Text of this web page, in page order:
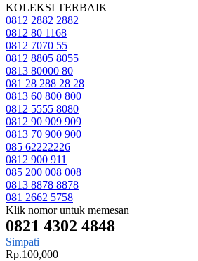
KOLEKSI TERBAIK
0812 2882 2882
0812 80 1168
0812 7070 55
0812 8805 8055
0813 80000 80
081 28 288 28 28
0813 60 800 800
0812 5555 8080
0812 90 909 909
0813 70 900 900
085 62222226
0812 900 911
085 200 008 008
0813 8878 8878
081 2662 5758
Klik nomor untuk memesan
0821 4302 4848
Simpati
Rp.100,000